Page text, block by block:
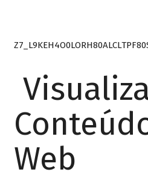
Web